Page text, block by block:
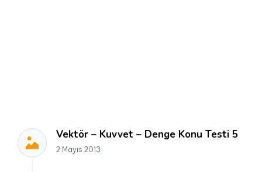
Vektör – Kuvvet – Denge Konu Testi 5
2 Mayıs 2013